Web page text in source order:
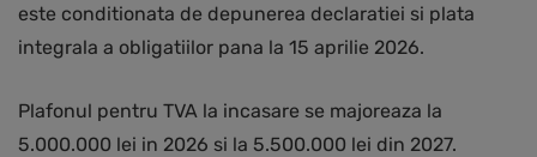
este conditionata de depunerea declaratiei si plata
integrala a obligatiilor pana la 15 aprilie 2026.
Plafonul pentru TVA la incasare se majoreaza la
5.000.000 lei in 2026 si la 5.500.000 lei din 2027.